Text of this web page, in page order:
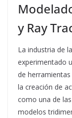
y Ray
La industria de
experimentado
de
la creación de
como una de
modelos